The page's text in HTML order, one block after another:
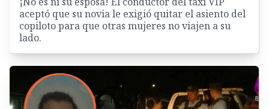
aceptó que su novia le exigió quitar el asiento del
copiloto para que otras mujeres no viajen a su
lado.